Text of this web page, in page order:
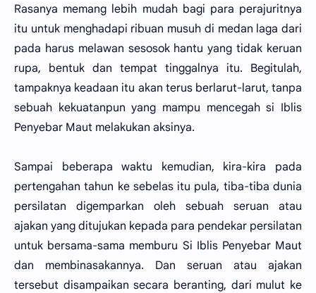
Rasanya memang lebih mudah bagi para perajuritnya
itu untuk menghadapi ribuan musuh di medan laga dari
pada harus melawan sesosok hantu yang tidak keruan
rupa, bentuk dan tempat tinggalnya itu. Begitulah,
tampaknya keadaan itu akan terus berlarut-larut, tanpa
sebuah kekuatanpun yang mampu mencegah si Iblis
Penyebar Maut melakukan aksinya.
Sampai beberapa waktu kemudian, kira-kira pada
pertengahan tahun ke sebelas itu pula, tiba-tiba dunia
persilatan digemparkan oleh sebuah seruan atau
ajakan yang ditujukan kepada para pendekar persilatan
untuk bersama-sama memburu Si Iblis Penyebar Maut
dan membinasakannya. Dan seruan atau ajakan
tersebut disampaikan secara beranting, dari mulut ke